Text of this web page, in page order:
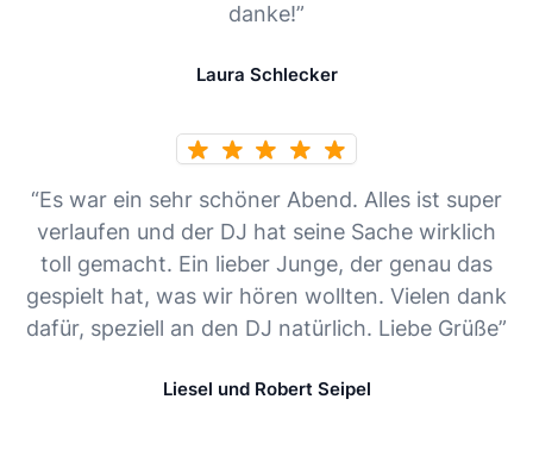
danke!”
Laura Schlecker
“Es war ein sehr schöner Abend. Alles ist super
verlaufen und der DJ hat seine Sache wirklich
toll gemacht. Ein lieber Junge, der genau das
gespielt hat, was wir hören wollten. Vielen dank
dafür, speziell an den DJ natürlich. Liebe Grüße”
Liesel und Robert Seipel